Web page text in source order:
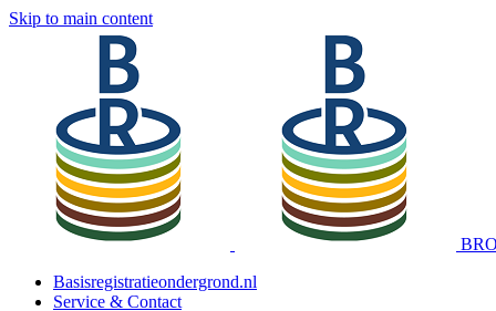
Skip to main content
Basisregistratieondergrond.nl
Service & Contact